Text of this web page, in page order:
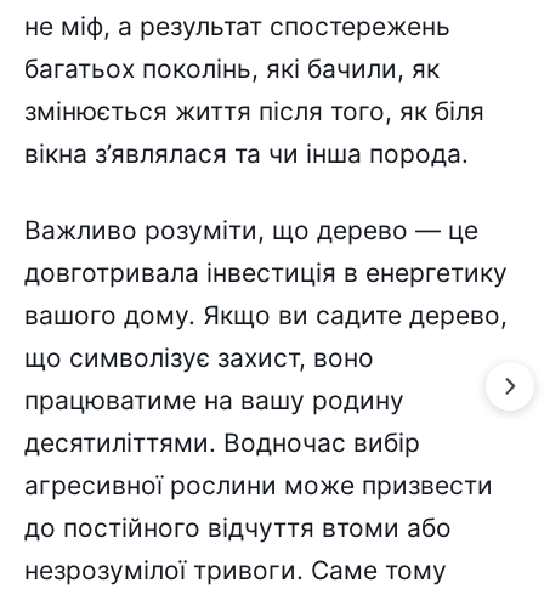
не міф, а результат спостережень
багатьох поколінь, які бачили, як
змінюється життя після того, як біля
вікна з’являлася та чи інша порода.
Важливо розуміти, що дерево — це
довготривала інвестиція в енергетику
вашого дому. Якщо ви садите дерево,
що символізує захист, воно
працюватиме на вашу родину
десятиліттями. Водночас вибір
агресивної рослини може призвести
до постійного відчуття втоми або
незрозумілої тривоги. Саме тому